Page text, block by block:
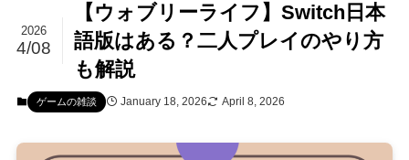
【ウォブリーライフ】Switch日本
語版はある？二人プレイのやり方
も解説
2026
4/08
ゲームの雑談 January 18, 2026 April 8, 2026